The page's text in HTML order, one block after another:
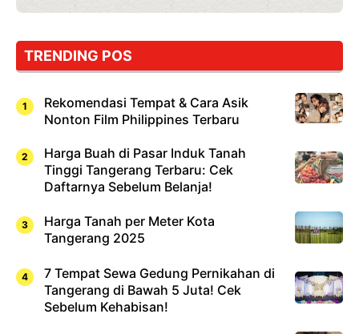
TRENDING POS
Rekomendasi Tempat & Cara Asik
Nonton Film Philippines Terbaru
Harga Buah di Pasar Induk Tanah
Tinggi Tangerang Terbaru: Cek
Daftarnya Sebelum Belanja!
Harga Tanah per Meter Kota
Tangerang 2025
7 Tempat Sewa Gedung Pernikahan di
Tangerang di Bawah 5 Juta! Cek
Sebelum Kehabisan!